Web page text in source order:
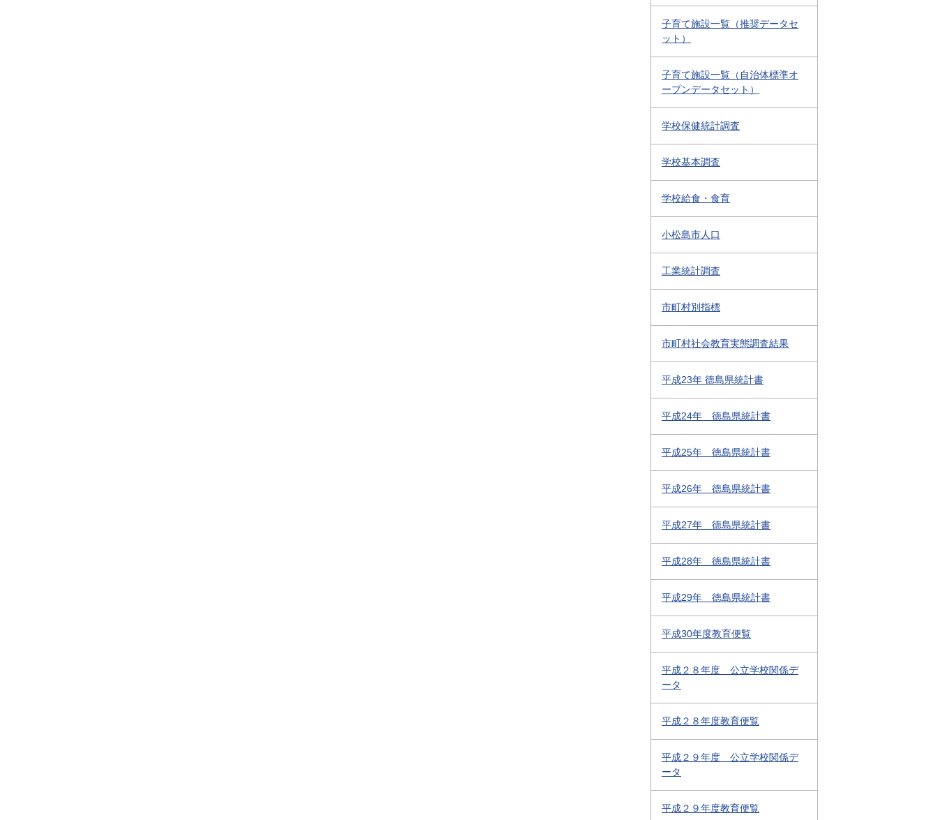
子育て施設一覧（推奨データセ
ット）
子育て施設一覧（自治体標準オ
ープンデータセット）
学校保健統計調査
学校基本調査
学校給食・食育
小松島市人口
工業統計調査
市町村別指標
市町村社会教育実態調査結果
平成23年 徳島県統計書
平成24年 徳島県統計書
平成25年 徳島県統計書
平成26年 徳島県統計書
平成27年 徳島県統計書
平成28年 徳島県統計書
平成29年 徳島県統計書
平成30年度教育便覧
平成２８年度 公立学校関係デ
ータ
平成２８年度教育便覧
平成２９年度 公立学校関係デ
ータ
平成２９年度教育便覧